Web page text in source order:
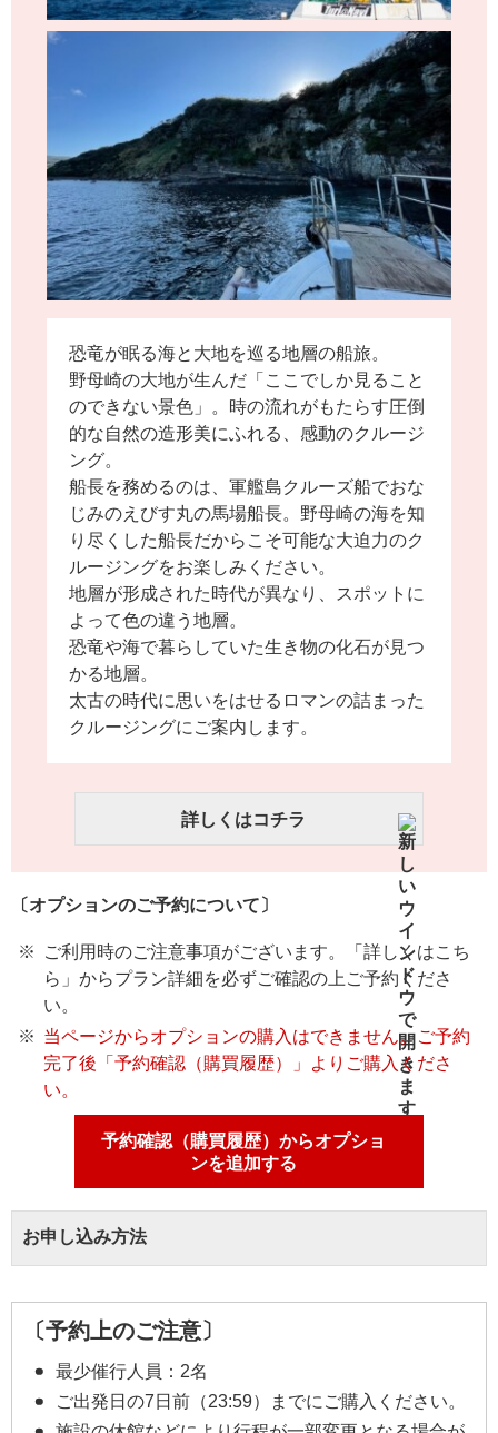
恐竜が眠る海と大地を巡る地層の船旅。
野母崎の大地が生んだ「ここでしか見ること
のできない景色」。時の流れがもたらす圧倒
的な自然の造形美にふれる、感動のクルージ
ング。
船長を務めるのは、軍艦島クルーズ船でおな
じみのえびす丸の馬場船長。野母崎の海を知
り尽くした船長だからこそ可能な大迫力のク
ルージングをお楽しみください。
地層が形成された時代が異なり、スポットに
よって色の違う地層。
恐竜や海で暮らしていた生き物の化石が見つ
かる地層。
太古の時代に思いをはせるロマンの詰まった
クルージングにご案内します。
詳しくはコチラ
〔オプションのご予約について〕
ご利用時のご注意事項がございます。「詳しくはこち
ら」からプラン詳細を必ずご確認の上ご予約くださ
い。
当ページからオプションの購入はできません。ご予約
完了後「予約確認（購買履歴）」よりご購入くださ
い。
予約確認（購買履歴）からオプショ
ンを追加する
お申し込み方法
〔予約上のご注意〕
最少催行人員：2名
ご出発日の7日前（23:59）までにご購入ください。